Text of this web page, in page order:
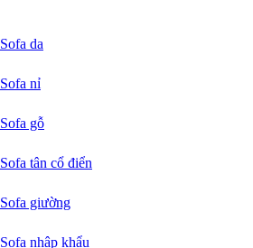
Sofa da
Sofa nỉ
Sofa gỗ
Sofa tân cổ điển
Sofa giường
Sofa nhập khẩu